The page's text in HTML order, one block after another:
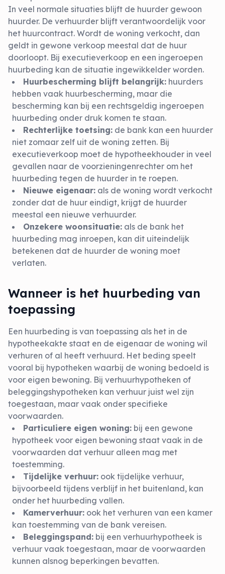
In veel normale situaties blijft de huurder gewoon
huurder. De verhuurder blijft verantwoordelijk voor
het huurcontract. Wordt de woning verkocht, dan
geldt in gewone verkoop meestal dat de huur
doorloopt. Bij executieverkoop en een ingeroepen
huurbeding kan de situatie ingewikkelder worden.
Huurbescherming blijft belangrijk: huurders
hebben vaak huurbescherming, maar die
bescherming kan bij een rechtsgeldig ingeroepen
huurbeding onder druk komen te staan.
Rechterlijke toetsing: de bank kan een huurder
niet zomaar zelf uit de woning zetten. Bij
executieverkoop moet de hypotheekhouder in veel
gevallen naar de voorzieningenrechter om het
huurbeding tegen de huurder in te roepen.
Nieuwe eigenaar: als de woning wordt verkocht
zonder dat de huur eindigt, krijgt de huurder
meestal een nieuwe verhuurder.
Onzekere woonsituatie: als de bank het
huurbeding mag inroepen, kan dit uiteindelijk
betekenen dat de huurder de woning moet
verlaten.
Wanneer is het huurbeding van
toepassing
Een huurbeding is van toepassing als het in de
hypotheekakte staat en de eigenaar de woning wil
verhuren of al heeft verhuurd. Het beding speelt
vooral bij hypotheken waarbij de woning bedoeld is
voor eigen bewoning. Bij verhuurhypotheken of
beleggingshypotheken kan verhuur juist wel zijn
toegestaan, maar vaak onder specifieke
voorwaarden.
Particuliere eigen woning: bij een gewone
hypotheek voor eigen bewoning staat vaak in de
voorwaarden dat verhuur alleen mag met
toestemming.
Tijdelijke verhuur: ook tijdelijke verhuur,
bijvoorbeeld tijdens verblijf in het buitenland, kan
onder het huurbeding vallen.
Kamerverhuur: ook het verhuren van een kamer
kan toestemming van de bank vereisen.
Beleggingspand: bij een verhuurhypotheek is
verhuur vaak toegestaan, maar de voorwaarden
kunnen alsnog beperkingen bevatten.